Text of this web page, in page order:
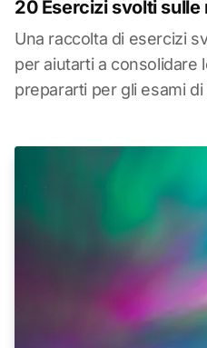
20 Esercizi svolti sulle
Una raccolta di esercizi
per aiutarti a consolidare
prepararti per gli esami